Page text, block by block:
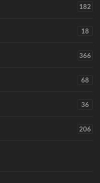
182
18
366
68
36
206